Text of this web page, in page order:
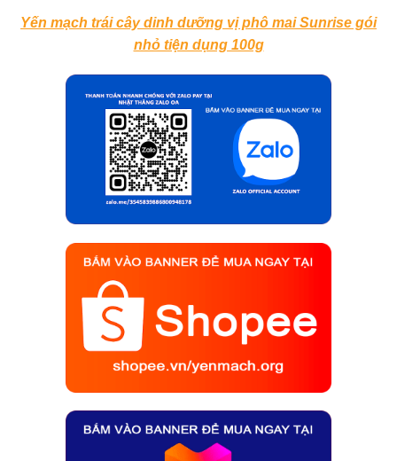
Yến mạch trái cây dinh dưỡng vị phô mai Sunrise gói
nhỏ tiện dụng 100g